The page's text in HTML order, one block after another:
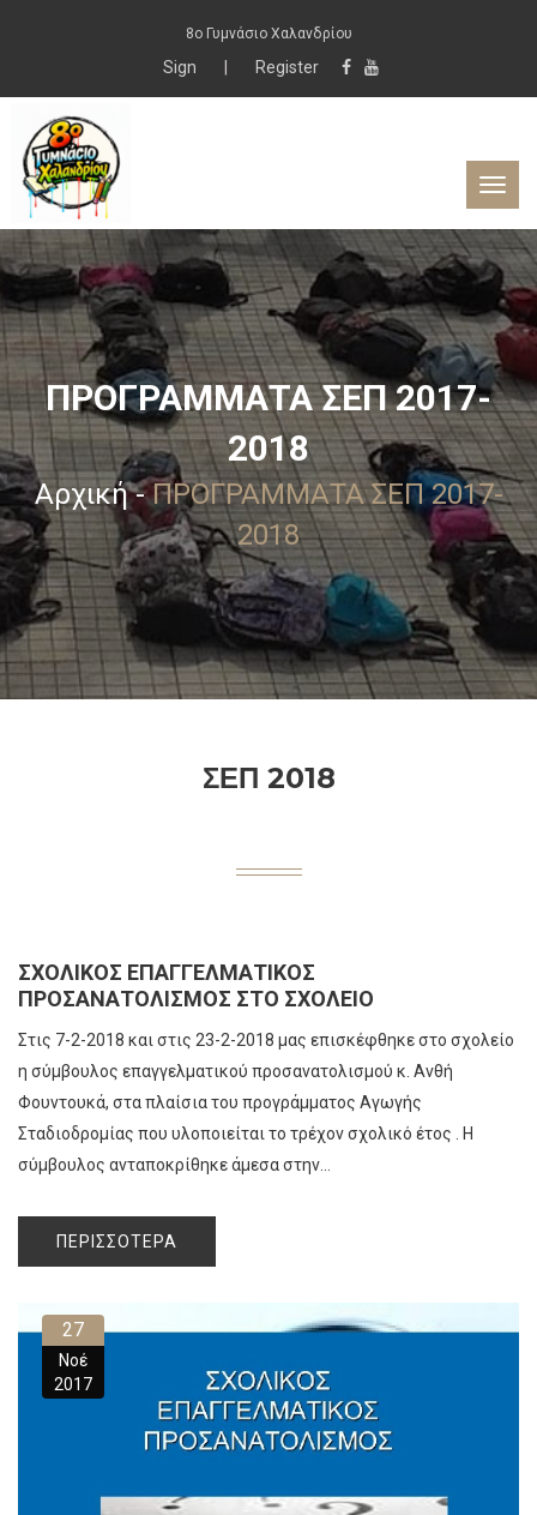
8ο Γυμνάσιο Χαλανδρίου
Sign Register
ΠΡΟΓΡΑΜΜΑΤΑ ΣΕΠ 2017-
2018
Αρχική-ΠΡΟΓΡΑΜΜΑΤΑ ΣΕΠ 2017-
2018
ΣΕΠ 2018
ΣΧΟΛΙΚΟΣ ΕΠΑΓΓΕΛΜΑΤΙΚΟΣ
ΠΡΟΣΑΝΑΤΟΛΙΣΜΟΣ ΣΤΟ ΣΧΟΛΕΊΟ
Στις 7-2-2018 και στις 23-2-2018 μας επισκέφθηκε στο σχολείο
η σύμβουλος επαγγελματικού προσανατολισμού κ. Ανθή
Φουντουκά, στα πλαίσια του προγράμματος Αγωγής
Σταδιοδρομίας που υλοποιείται το τρέχον σχολικό έτος . Η
σύμβουλος ανταποκρίθηκε άμεσα στην...
ΠΕΡΙΣΣΌΤΕΡΑ
27
Νοέ
2017